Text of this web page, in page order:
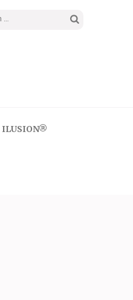
Search
ILUSION®